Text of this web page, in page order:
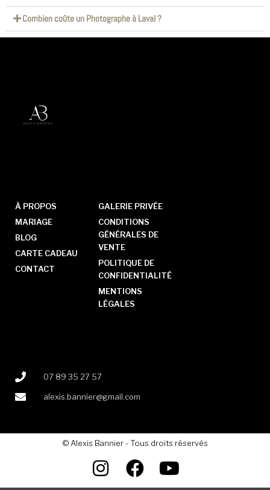
Combien coûte un Photographe à Laval ?
À PROPOS
MARIAGE
BLOG
CARTE CADEAU
CONTACT
GALERIE PRIVÉE
CONDITIONS
GÉNÉRALES DE
VENTE
POLITIQUE DE
CONFIDENTIALITÉ
MENTIONS
LÉGALES
07 89 35 27 57
alexis.bannier@gmail.com
© Alexis Bannier - Tous droits réservés